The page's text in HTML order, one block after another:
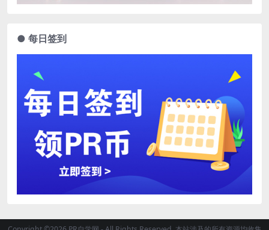
● 每日签到